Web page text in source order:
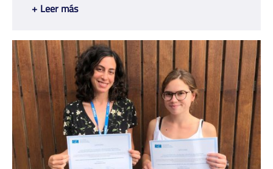
+ Leer más